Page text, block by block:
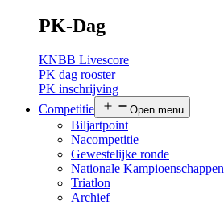
PK-Dag
KNBB Livescore
PK dag rooster
PK inschrijving
Competitie
Open menu
Biljartpoint
Nacompetitie
Gewestelijke ronde
Nationale Kampioenschappen
Triatlon
Archief